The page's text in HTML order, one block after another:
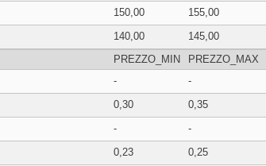
150,00 155,00
140,00 145,00
PREZZO_MIN PREZZO_MAX
- -
0,30 0,35
- -
0,23 0,25